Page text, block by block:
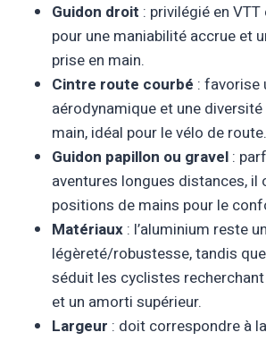
Guidon droit : privilégié en
pour une maniabilité accrue et
prise en main.
Cintre route courbé : favorise
aérodynamique et une
main, idéal pour le vélo de route.
Guidon papillon ou gravel :
aventures longues distances, il
positions de mains pour le
Matériaux : l’aluminium reste
légèreté/robustesse, tandis
séduit les cyclistes
et un amorti supérieur.
Largeur : doit correspondre à